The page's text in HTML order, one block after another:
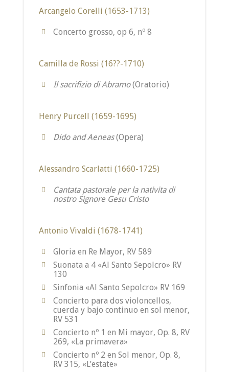
Arcangelo Corelli (1653-1713)
Concerto grosso, op 6, nº 8
Camilla de Rossi (16??-1710)
Il sacrifizio di Abramo(Oratorio)
Henry Purcell (1659-1695)
Dido and Aeneas(Opera)
Alessandro Scarlatti (1660-1725)
Cantata pastorale per la nativita di
nostro Signore Gesu Cristo
Antonio Vivaldi (1678-1741)
Gloria en Re Mayor, RV 589
Suonata a 4 «Al Santo Sepolcro» RV
130
Sinfonia «Al Santo Sepolcro» RV 169
Concierto para dos violoncellos,
cuerda y bajo continuo en sol menor,
RV 531
Concierto nº 1 en Mi mayor, Op. 8, RV
269, «La primavera»
Concierto nº 2 en Sol menor, Op. 8,
RV 315, «L’estate»